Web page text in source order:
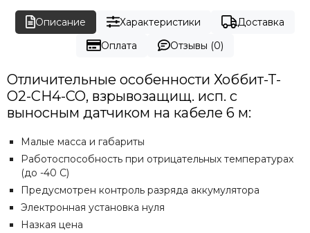
Описание Характеристики
Доставка
Оплата
Отзывы (0)
Отличительные особенности Хоббит-Т-
O2-CH4-CO, взрывозащищ. исп. с
выносным датчиком на кабеле 6 м:
Малые масса и габариты
Работоспособность при отрицательных температурах
(до -40 С)
Предусмотрен контроль разряда аккумулятора
Электронная установка нуля
Назкая цена